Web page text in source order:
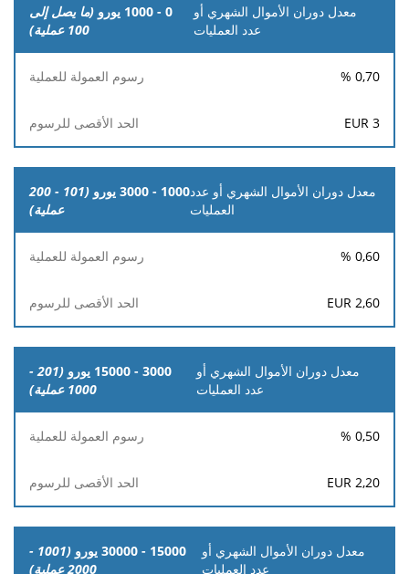
معدل
أو عدد
رسوم
العمولة
للعملية
الحد
الأقصى
للرسوم
0 - 1000 يورو
(ما يصل إلى
100 عملية)
0,70
%
3
EUR
1000 - 3000 يورو
(101 - 200
عملية)
0,60
%
2,60
EUR
3000 - 15000 يورو
(201 -
1000 عملية)
0,50
%
2,20
EUR
15000 - 30000 يورو
(1001 -
2000 عملية)